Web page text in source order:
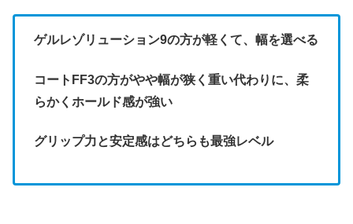
ゲルレゾリューション9の方が軽くて、幅を選べる
コートFF3の方がやや幅が狭く重い代わりに、柔
らかくホールド感が強い
グリップ力と安定感はどちらも最強レベル